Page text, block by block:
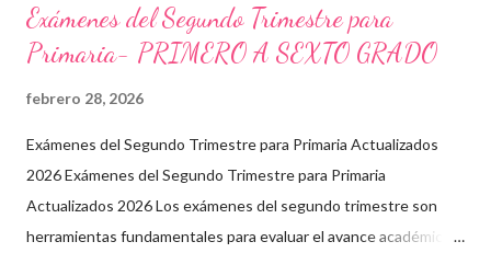
Exámenes del Segundo Trimestre para
Primaria- PRIMERO A SEXTO GRADO
febrero 28, 2026
Exámenes del Segundo Trimestre para Primaria Actualizados
2026 Exámenes del Segundo Trimestre para Primaria
Actualizados 2026 Los exámenes del segundo trimestre son
herramientas fundamentales para evaluar el avance académico